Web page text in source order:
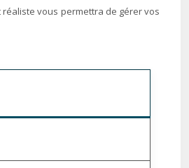
vous permettra de gérer vos